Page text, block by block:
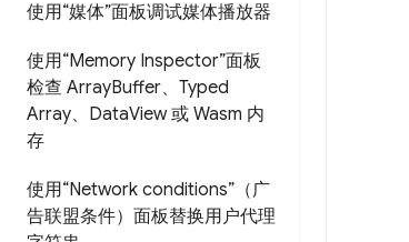
使用“媒体”面板调试媒体播放器
使用“Memory Inspector”面板
检查 ArrayBuffer、Typed
Array、DataView 或 Wasm 内
存
使用“Network conditions”（广
告联盟条件）面板替换用户代理